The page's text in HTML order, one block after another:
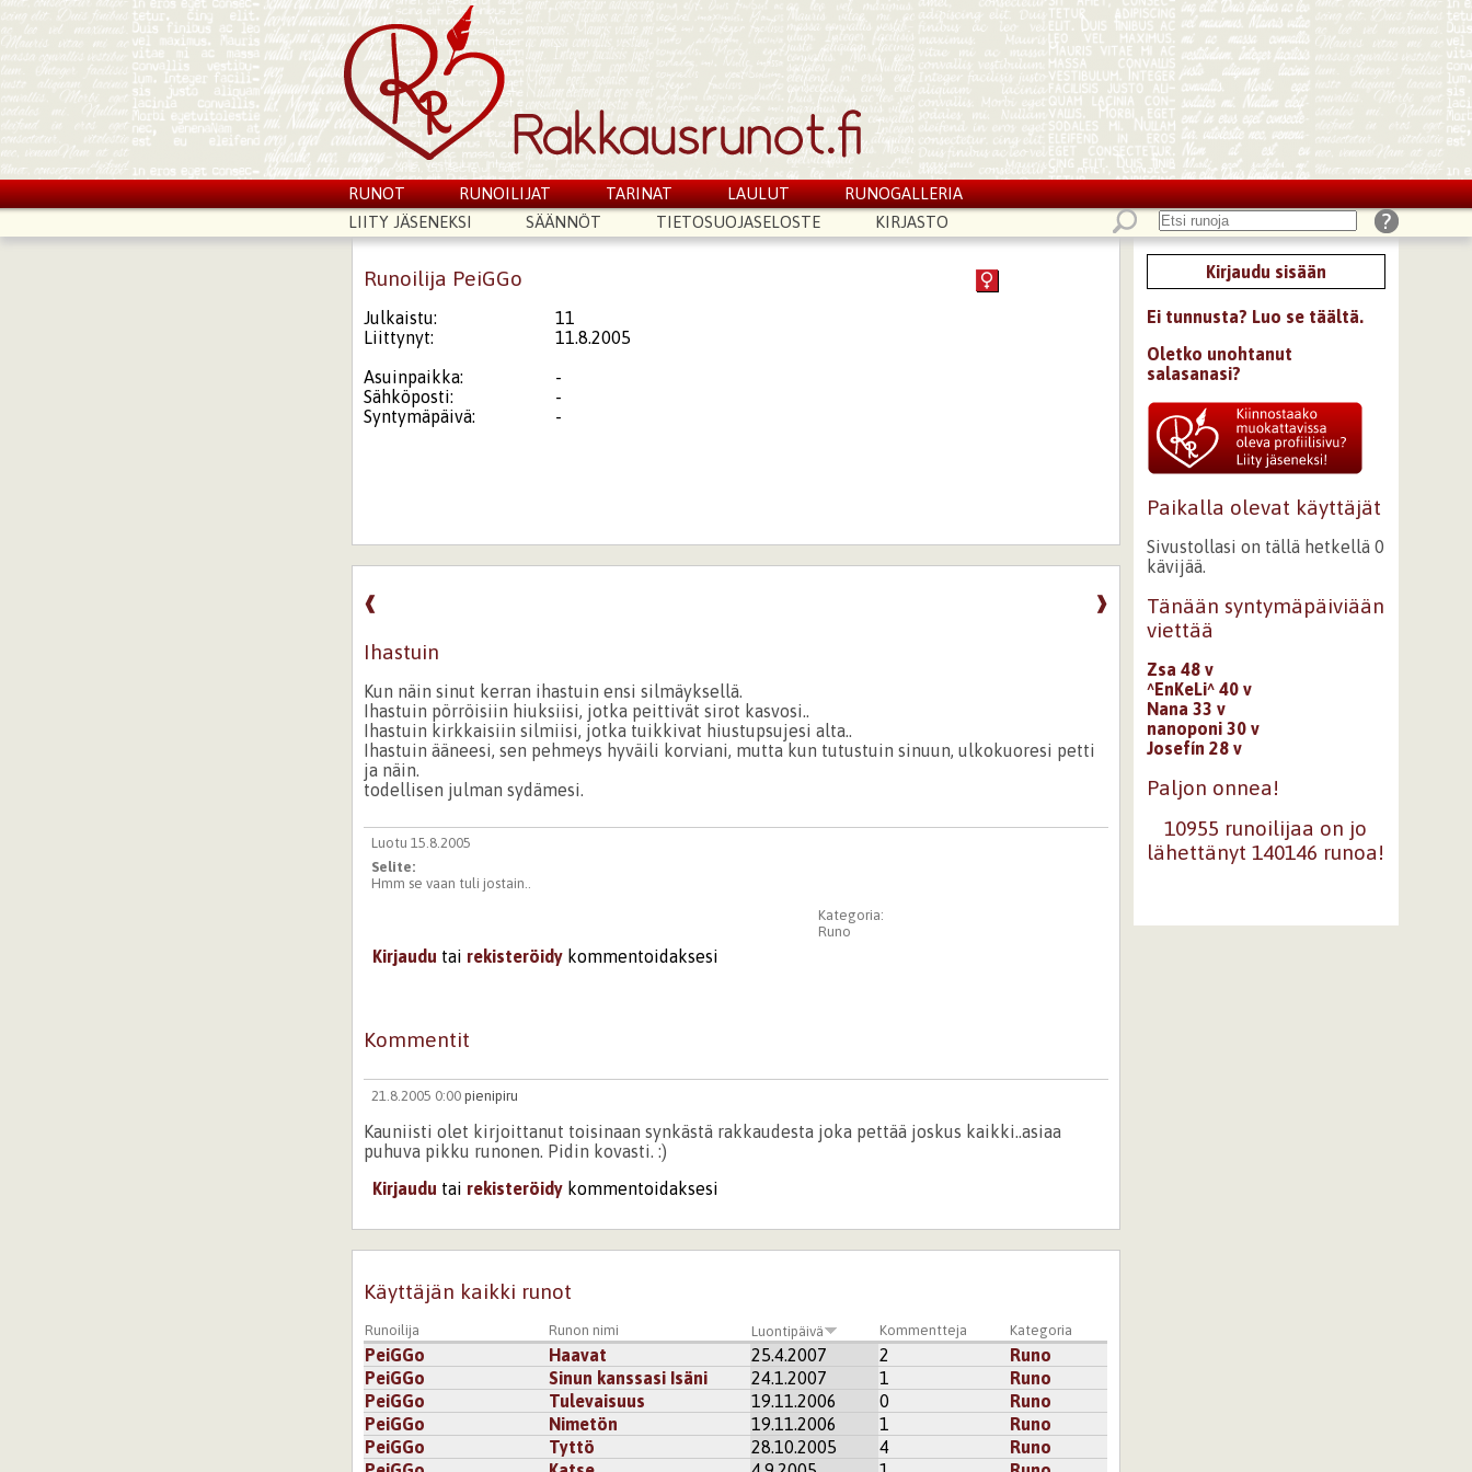
RUNOT RUNOILIJAT TARINAT LAULUT
RUNOGALLERIA
LIITY JÄSENEKSI
SÄÄNNÖT TIETOSUOJASELOSTE KIRJASTO
Runoilija PeiGGo
Julkaistu:
11
Liittynyt:
11.8.2005
Asuinpaikka:
-
Sähköposti:
-
Syntymäpäivä:
-
❱
❰
Ihastuin
Kun näin sinut kerran ihastuin ensi silmäyksellä.
Ihastuin pörröisiin hiuksiisi, jotka peittivät sirot kasvosi..
Ihastuin kirkkaisiin silmiisi, jotka tuikkivat hiustupsujesi alta..
Ihastuin ääneesi, sen pehmeys hyväili korviani, mutta kun tutustuin sinuun, ulkokuoresi petti
ja näin.
todellisen julman sydämesi.
Luotu 15.8.2005
Selite:
Hmm se vaan tuli jostain..
Kategoria:
Runo
Kirjaudu tai rekisteröidy kommentoidaksesi
Kommentit
21.8.2005 0:00 pienipiru
Kauniisti olet kirjoittanut toisinaan synkästä rakkaudesta joka pettää joskus kaikki..asiaa
puhuva pikku runonen. Pidin kovasti. :)
Kirjaudu tai rekisteröidy kommentoidaksesi
Käyttäjän kaikki runot
Runoilija Runon nimi Luontipäivä Kommentteja Kategoria
PeiGGo Haavat 25.4.2007 2
Runo
PeiGGo
Sinun kanssasi Isäni 24.1.2007 1
Runo
PeiGGo
Tulevaisuus 19.11.2006 0
Runo
PeiGGo
Nimetön 19.11.2006 1
Runo
PeiGGo
Tyttö 28.10.2005 4
Runo
Kirjaudu sisään
Ei tunnusta? Luo se täältä.
Oletko unohtanut
salasanasi?
Paikalla olevat käyttäjät
Sivustollasi on tällä hetkellä 0
kävijää.
Tänään syntymäpäiviään
viettää
Zsa 48 v
^EnKeLi^ 40 v
Nana 33 v
nanoponi 30 v
Josefín 28 v
Paljon onnea!
10955 runoilijaa on jo
lähettänyt 140146 runoa!